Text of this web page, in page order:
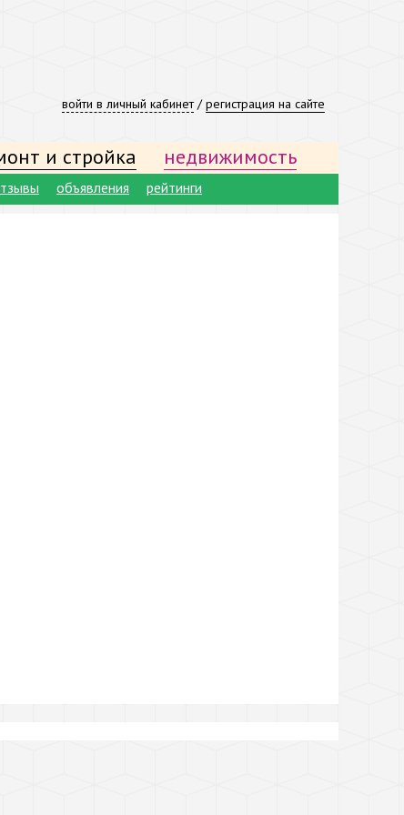
войти в личный кабинет/регистрация на сайте
и стройка недвижимость
объявления рейтинги